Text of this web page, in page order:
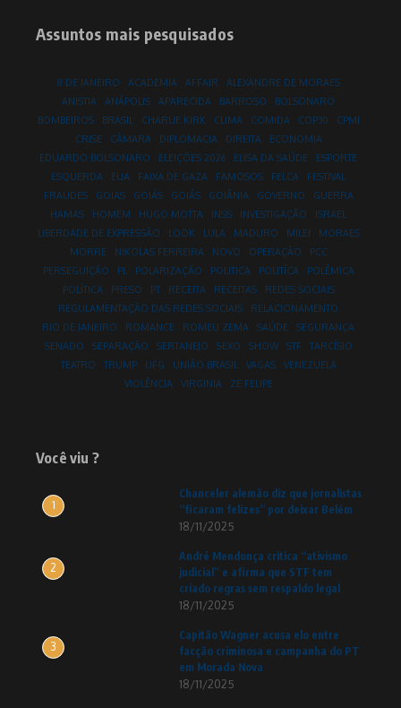
Assuntos mais pesquisados
8 DE JANEIRO ACADEMIA AFFAIR
ALEXANDRE DE MORAES
ANISTIA
ANÁPOLIS APARECIDA BARROSO
BOLSONARO
BOMBEIROS
BRASIL CHARLIE KIRK CLIMA COMIDA COP30
CPMI
CRISE
CÂMARA DIPLOMACIA DIREITA
ECONOMIA
EDUARDO BOLSONARO
ELEIÇÕES 2026 ELISA DA SAÚDE
ESPORTE
ESQUERDA
EUA FAIXA DE GAZA FAMOSOS FELCA
FESTIVAL
FRAUDES
GOIAS GOIÁS GOIÁS GOIÂNIA GOVERNO
GUERRA
HAMAS
HOMEM HUGO MOTTA INSS INVESTIGAÇÃO
ISRAEL
LIBERDADE DE EXPRESSÃO
LOOK LULA MADURO MILEI
MORAES
MORRE
NIKOLAS FERREIRA NOVO OPERAÇÃO
PCC
PERSEGUIÇÃO
PL POLARIZAÇÃO POLITICA POLITÍCA
POLÊMICA
POLÍTICA
PRESO PT RECEITA RECEITAS
REDES SOCIAIS
REGULAMENTAÇÃO DAS REDES SOCIAIS
RELACIONAMENTO
RIO DE JANEIRO
ROMANCE ROMEU ZEMA SAÚDE
SEGURANÇA
SENADO
SEPARAÇÃO SERTANEJO SEXO SHOW STF
TARCÍSIO
TEATRO
TRUMP UFG UNIÃO BRASIL VAGAS
VENEZUELA
VIOLÊNCIA
VIRGINIA ZE FELIPE
Você viu ?
1
Chanceler alemão diz que jornalistas
“ficaram felizes” por deixar Belém
18/11/2025
2
André Mendonça critica “ativismo
judicial” e afirma que STF tem
criado regras sem respaldo legal
18/11/2025
3
Capitão Wagner acusa elo entre
facção criminosa e campanha do PT
em Morada Nova
18/11/2025